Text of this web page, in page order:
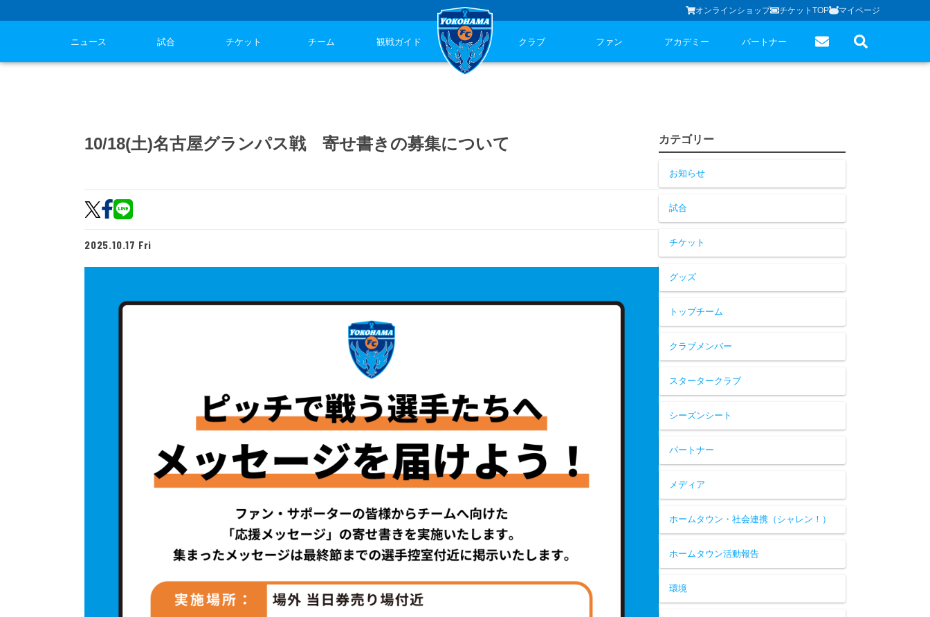
オンラインショップ チケットTOP マイページ
ニュース 試合 チケット チーム 観戦ガイド クラブ ファン アカデミー パートナー
10/18(土)名古屋グランパス戦 寄せ書きの募集について
2025.10.17 Fri
カテゴリー
お知らせ
試合
チケット
グッズ
トップチーム
クラブメンバー
スタータークラブ
シーズンシート
パートナー
メディア
ホームタウン・社会連携（シャレン！）
ホームタウン活動報告
環境